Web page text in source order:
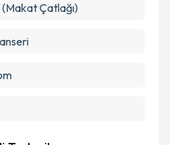
(Makat Çatlağı)